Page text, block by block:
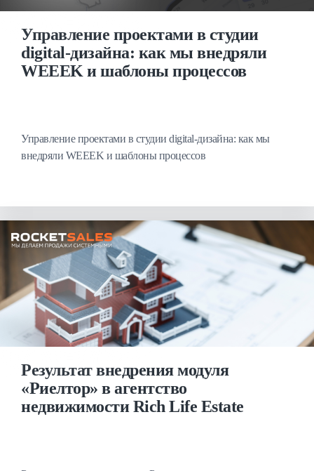
Управление проектами в студии
digital-дизайна: как мы внедряли
WEEEK и шаблоны процессов
Управление проектами в студии digital-дизайна: как мы
внедряли WEEEK и шаблоны процессов
Результат внедрения модуля
«Риелтор» в агентство
недвижимости Rich Life Estate